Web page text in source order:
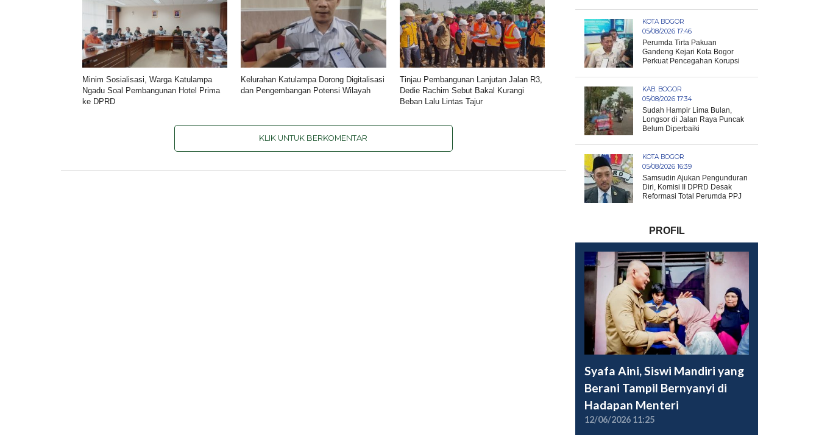
Minim Sosialisasi, Warga Katulampa
Ngadu Soal Pembangunan Hotel Prima
ke DPRD
Kelurahan Katulampa Dorong Digitalisasi
dan Pengembangan Potensi Wilayah
Tinjau Pembangunan Lanjutan Jalan R3,
Dedie Rachim Sebut Bakal Kurangi
Beban Lalu Lintas Tajur
KLIK UNTUK BERKOMENTAR
KOTA BOGOR
05/08/2026 17:46
Perumda Tirta Pakuan
Gandeng Kejari Kota Bogor
Perkuat Pencegahan Korupsi
KAB. BOGOR
05/08/2026 17:34
Sudah Hampir Lima Bulan,
Longsor di Jalan Raya Puncak
Belum Diperbaiki
KOTA BOGOR
05/08/2026 16:39
Samsudin Ajukan Pengunduran
Diri, Komisi II DPRD Desak
Reformasi Total Perumda PPJ
PROFIL
Syafa Aini, Siswi Mandiri yang
Berani Tampil Bernyanyi di
Hadapan Menteri
12/06/2026 11:25